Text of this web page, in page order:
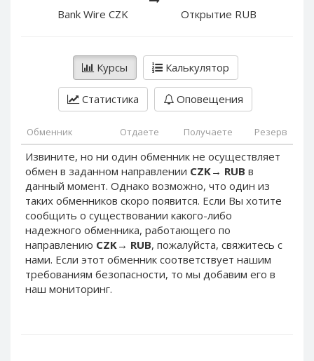
Bank Wire CZK Открытие RUB
Курсы Калькулятор
Статистика Оповещения
Обменник Отдаете Получаете Резерв
Извините, но ни один обменник не осуществляет
обмен в заданном направлении CZK→ RUB в
данный момент. Однако возможно, что один из
таких обменников скоро появится. Если Вы хотите
сообщить о существовании какого-либо
надежного обменника, работающего по
направлению CZK→ RUB, пожалуйста, свяжитесь с
нами. Если этот обменник соответствует нашим
требованиям безопасности, то мы добавим его в
наш мониторинг.
PayPal HKD
PayPal NZD
PayPal NOK
PayPal PLN
PayPal SEK
PayPal CHF
PayPal MYR
Webmoney WMZ
Webmoney WMR
Webmoney WME
Webmoney WMU
Webmoney WMK
PayPal HKD
PayPal NZD
PayPal NOK
PayPal PLN
PayPal SEK
PayPal CHF
PayPal MYR
Webmoney WMZ
Webmoney WMR
Webmoney WME
Webmoney WMU
Webmoney WMK